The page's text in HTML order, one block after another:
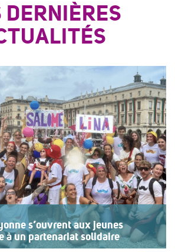
DERNIÈRES
s’ouvrent aux jeunes
à un partenariat solidaire